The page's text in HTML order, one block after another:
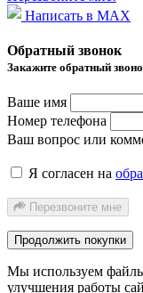
Написать в MAX
Обратный звонок
Закажите обратный
Ваше имя
Номер телефона
Ваш вопрос или
Я согласен на
Перезвоните мне
Продолжить покупки
Мы используем
улучшения работы